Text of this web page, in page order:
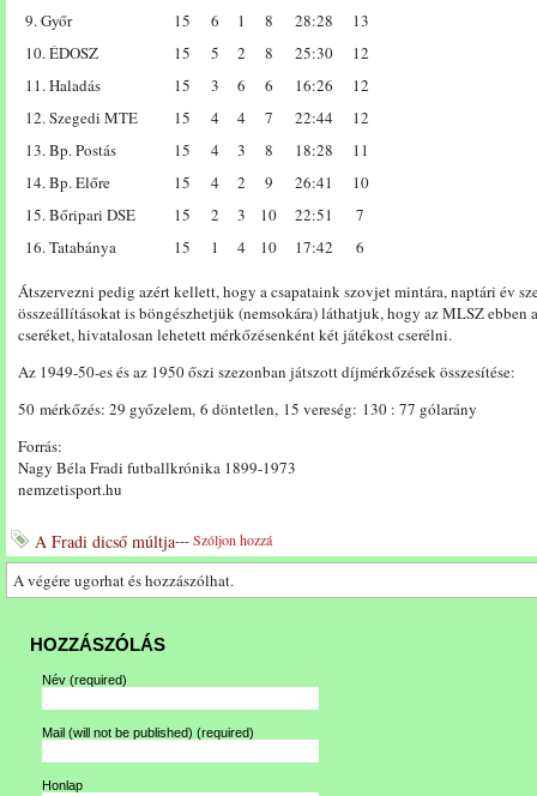
9. Győr
15 6 1 8 28:28
13
10. ÉDOSZ
15 5 2 8 25:30
12
11. Haladás
15 3 6 6 16:26
12
12. Szegedi MTE
15 4 4 7 22:44
12
13. Bp. Postás
15 4 3 8 18:28
11
14. Bp. Előre
15 4 2 9 26:41
10
15. Bőripari DSE
15 2 3 10 22:51
7
16. Tatabánya
15 1 4 10 17:42 6
Átszervezni pedig azért kellett, hogy a csapataink szovjet mintára, naptári év
összeállításokat is böngészhetjük (nemsokára) láthatjuk, hogy az MLSZ ebben
cseréket, hivatalosan lehetett mérkőzésenként két játékost cserélni.
Az 1949-50-es és az 1950 őszi szezonban játszott díjmérkőzések összesítése:
50 mérkőzés: 29 győzelem, 6 döntetlen, 15 vereség: 130 : 77 gólarány
Forrás:
Nagy Béla Fradi futballkrónika 1899-1973
nemzetisport.hu
A Fradi dicső múltja---Szóljon hozzá
A végére ugorhat és hozzászólhat.
HOZZÁSZÓLÁS
Név (required)
Mail (will not be published) (required)
Honlap